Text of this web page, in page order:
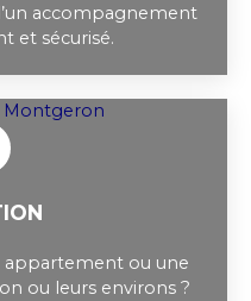
accompagnement
et sécurisé.
appartement ou une
ou leurs environs ?